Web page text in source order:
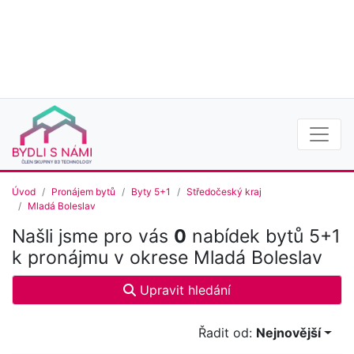
Úvod Pronájem bytů Byty 5+1
Středočeský kraj
Mladá Boleslav
Našli jsme pro vás 0 nabídek bytů 5+1
k pronájmu v okrese Mladá Boleslav
Upravit hledání
Řadit od: Nejnovější